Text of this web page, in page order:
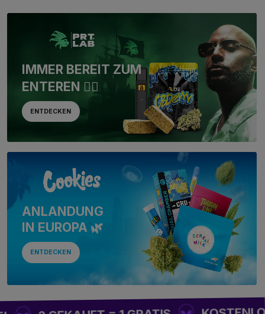
IMMER BEREIT ZUM
ENTEREN 🏴‍☠️
ENTDECKEN
ANLANDUNG
IN EUROPA 🌿
ENTDECKEN